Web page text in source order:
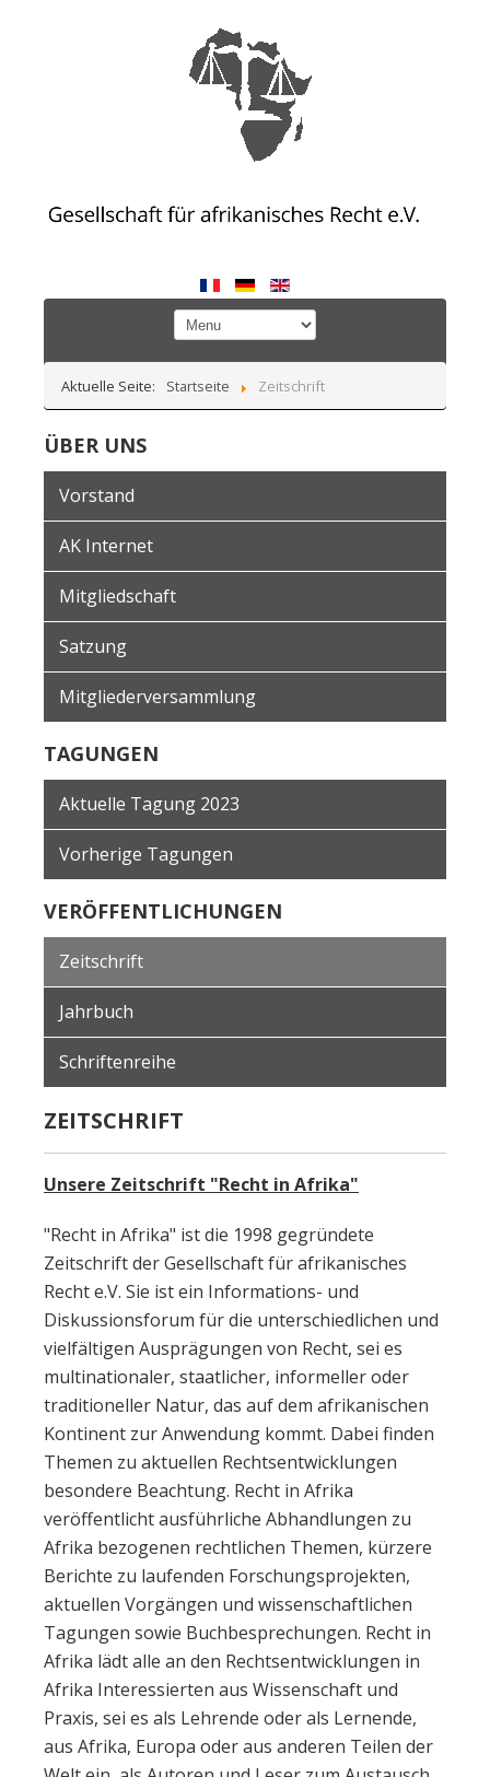
Aktuelle Seite: Startseite Zeitschrift
ÜBER UNS
Vorstand
AK Internet
Mitgliedschaft
Satzung
Mitgliederversammlung
TAGUNGEN
Aktuelle Tagung 2023
Vorherige Tagungen
VERÖFFENTLICHUNGEN
Zeitschrift
Jahrbuch
Schriftenreihe
ZEITSCHRIFT
Unsere Zeitschrift "Recht in Afrika"
"Recht in Afrika" ist die 1998 gegründete
Zeitschrift der Gesellschaft für afrikanisches
Recht e.V. Sie ist ein Informations- und
Diskussionsforum für die unterschiedlichen und
vielfältigen Ausprägungen von Recht, sei es
multinationaler, staatlicher, informeller oder
traditioneller Natur, das auf dem afrikanischen
Kontinent zur Anwendung kommt. Dabei finden
Themen zu aktuellen Rechtsentwicklungen
besondere Beachtung. Recht in Afrika
veröffentlicht ausführliche Abhandlungen zu
Afrika bezogenen rechtlichen Themen, kürzere
Berichte zu laufenden Forschungsprojekten,
aktuellen Vorgängen und wissenschaftlichen
Tagungen sowie Buchbesprechungen. Recht in
Afrika lädt alle an den Rechtsentwicklungen in
Afrika Interessierten aus Wissenschaft und
Praxis, sei es als Lehrende oder als Lernende,
aus Afrika, Europa oder aus anderen Teilen der